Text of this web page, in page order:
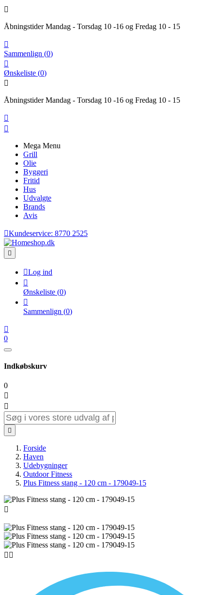

Åbningstider Mandag - Torsdag 10 -16 og Fredag 10 - 15

Sammenlign (0)

Ønskeliste (0)

Åbningstider Mandag - Torsdag 10 -16 og Fredag 10 - 15


Mega Menu
Grill
Olie
Byggeri
Fritid
Hus
Udvalgte
Brands
Avis
Kundeservice: 8770 2525

Log ind

Ønskeliste (0)

Sammenlign (0)

0
Indkøbskurv
0



Forside
Haven
Udebygninger
Outdoor Fitness
Plus Fitness stang - 120 cm - 179049-15

 